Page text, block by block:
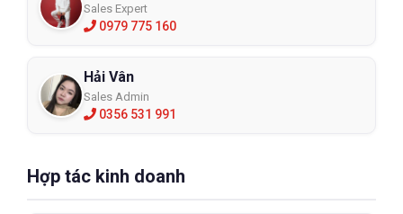
Sales Expert
0979 775 160
Hải Vân
Sales Admin
0356 531 991
Hợp tác kinh doanh